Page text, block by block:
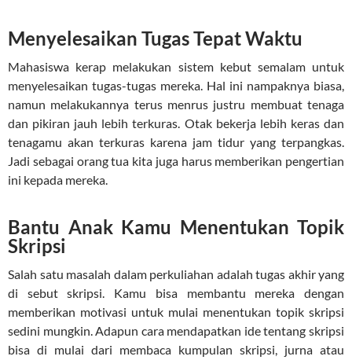
Menyelesaikan Tugas Tepat Waktu
Mahasiswa kerap melakukan sistem kebut semalam untuk
menyelesaikan tugas-tugas mereka. Hal ini nampaknya biasa,
namun melakukannya terus menrus justru membuat tenaga
dan pikiran jauh lebih terkuras. Otak bekerja lebih keras dan
tenagamu akan terkuras karena jam tidur yang terpangkas.
Jadi sebagai orang tua kita juga harus memberikan pengertian
ini kepada mereka.
Bantu Anak Kamu Menentukan Topik
Skripsi
Salah satu masalah dalam perkuliahan adalah tugas akhir yang
di sebut skripsi. Kamu bisa membantu mereka dengan
memberikan motivasi untuk mulai menentukan topik skripsi
sedini mungkin. Adapun cara mendapatkan ide tentang skripsi
bisa di mulai dari membaca kumpulan skripsi, jurna atau